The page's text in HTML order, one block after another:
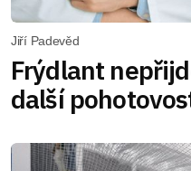
Jiří Padevěd
Frýdlant
další